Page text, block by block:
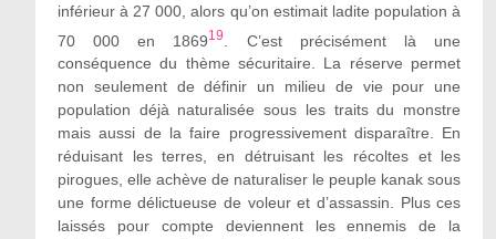
inférieur à 27 000, alors qu’on estimait ladite population à
70 000 en 186919
. C’est précisément là une
conséquence du thème sécuritaire. La réserve permet
non seulement de définir un milieu de vie pour une
population déjà naturalisée sous les traits du monstre
mais aussi de la faire progressivement disparaître. En
réduisant les terres, en détruisant les récoltes et les
pirogues, elle achève de naturaliser le peuple kanak sous
une forme délictueuse de voleur et d’assassin. Plus ces
laissés pour compte deviennent les ennemis de la